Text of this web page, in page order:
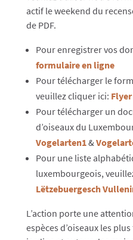
actif le weekend du
de PDF.
Pour enregistrer vos
formulaireen ligne
Pour télécharger le
veuillez cliquer ici: Flyer
Pour télécharger un
d’oiseaux du
Vogelarten1&
Pour une liste
luxembourgeois,
Lëtzebuergesch
L’action porte une
espèces d’oiseaux les